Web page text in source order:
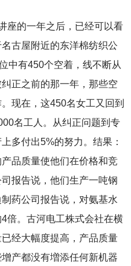
座的一年之后，已经可以看
古屋附近的东洋棉纺织公
中有450个空着，线不断从
正之前的那一年，那些空
现在，这450名女工又回到
名工人。从纠正问题到专
多付出5%的努力。结果：
品质量使他们在价格和竞
报告说，他们生产一吨钢
药公司报告说，对氨基水
倍。古河电工株式会社在横
经大幅度提高，产品质量
产都没有増添任何新机器